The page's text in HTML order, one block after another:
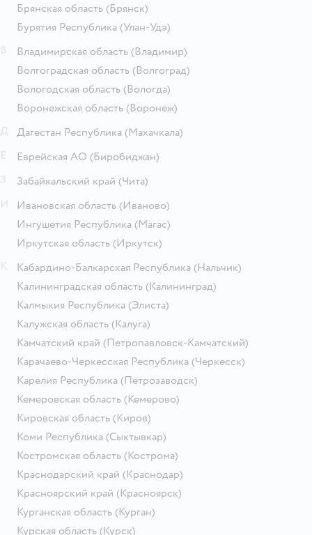
Брянская область (Брянск)
Бурятия Республика (Улан-Удэ)
Владимирская область (Владимир)
Волгоградская область (Волгоград)
Вологодская область (Вологда)
Воронежская область (Воронеж)
Дагестан Республика (Махачкала)
Еврейская АО (Биробиджан)
Забайкальский край (Чита)
Ивановская область (Иваново)
Ингушетия Республика (Магас)
Иркутская область (Иркутск)
Кабардино-Балкарская Республика (Нальчик)
Калининградская область (Калининград)
Калмыкия Республика (Элиста)
Калужская область (Калуга)
Камчатский край (Петропавловск-Камчатский)
Карачаево-Черкесская Республика (Черкесск)
Карелия Республика (Петрозаводск)
Кемеровская область (Кемерово)
Кировская область (Киров)
Коми Республика (Сыктывкар)
Костромская область (Кострома)
Краснодарский край (Краснодар)
Красноярский край (Красноярск)
Курганская область (Курган)
Курская область (Курск)